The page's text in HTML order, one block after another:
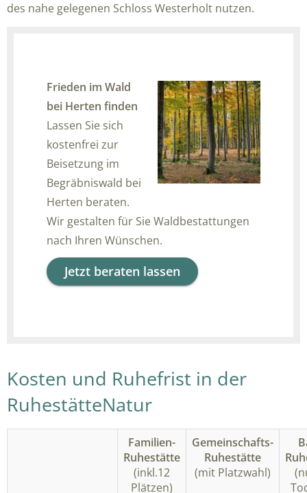
des nahe gelegenen Schloss Westerholt nutzen.
Frieden im Wald
bei Herten finden
Lassen Sie sich
kostenfrei zur
Beisetzung im
Begräbniswald bei
Herten beraten.
Wir gestalten für Sie Waldbestattungen
nach Ihren Wünschen.
Jetzt beraten lassen
Kosten und Ruhefrist in der
RuhestätteNatur
Familien-
Ruhestätte
(inkl.12
Plätzen)
Gemeinschafts-
Ruhestätte
(mit Platzwahl)